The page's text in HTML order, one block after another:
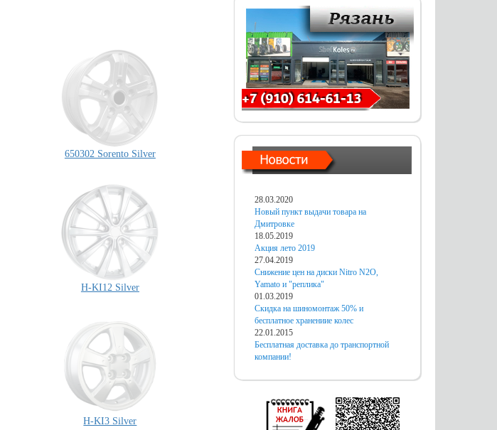
650302 Sorento Silver
H-KI12 Silver
H-KI3 Silver
28.03.2020
Новый пункт выдачи товара на
Дмитровке
18.05.2019
Акция лето 2019
27.04.2019
Снижение цен на диски Nitro N2O,
Yamato и "реплика"
01.03.2019
Скидка на шиномонтаж 50% и
бесплатное хранениие колес
22.01.2015
Бесплатная доставка до транспортной
компании!